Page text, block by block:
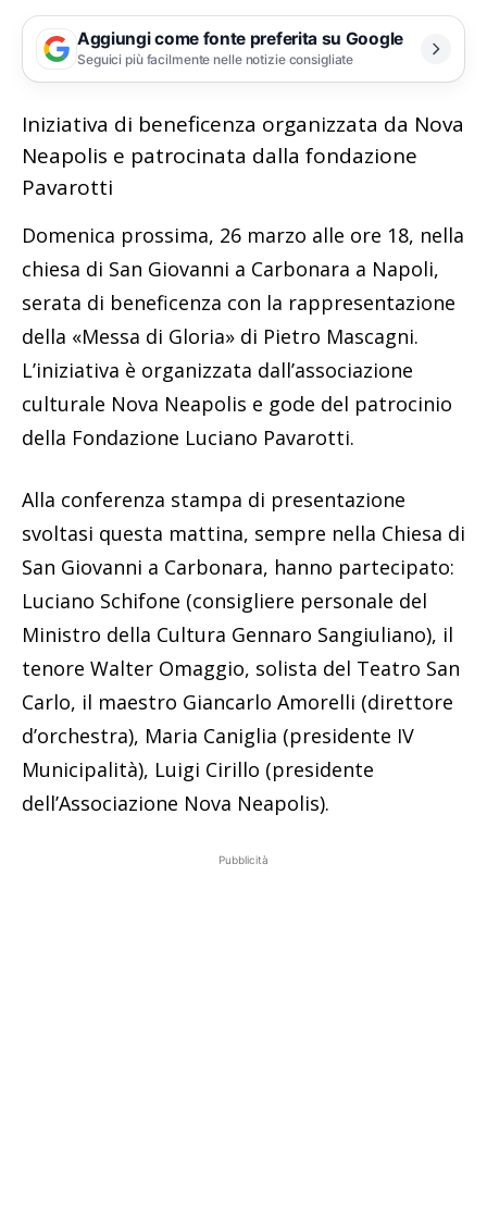
Aggiungi come fonte preferita su Google
Seguici più facilmente nelle notizie consigliate
Iniziativa di beneficenza organizzata da Nova
Neapolis e patrocinata dalla fondazione
Pavarotti
Domenica prossima, 26 marzo alle ore 18, nella
chiesa di San Giovanni a Carbonara a Napoli,
serata di beneficenza con la rappresentazione
della «Messa di Gloria» di Pietro Mascagni.
L’iniziativa è organizzata dall’associazione
culturale Nova Neapolis e gode del patrocinio
della Fondazione Luciano Pavarotti.
Alla conferenza stampa di presentazione
svoltasi questa mattina, sempre nella Chiesa di
San Giovanni a Carbonara, hanno partecipato:
Luciano Schifone (consigliere personale del
Ministro della Cultura Gennaro Sangiuliano), il
tenore Walter Omaggio, solista del Teatro San
Carlo, il maestro Giancarlo Amorelli (direttore
d’orchestra), Maria Caniglia (presidente IV
Municipalità), Luigi Cirillo (presidente
dell’Associazione Nova Neapolis).
Pubblicità